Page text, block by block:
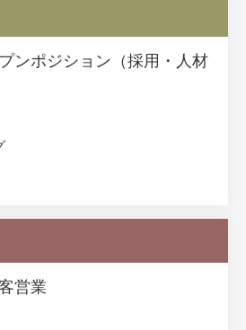
ンポジション（採用・人材
営業